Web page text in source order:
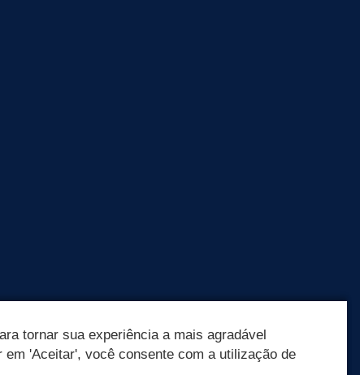
tornar sua experiência a mais agradável
'Aceitar', você consente com a utilização de